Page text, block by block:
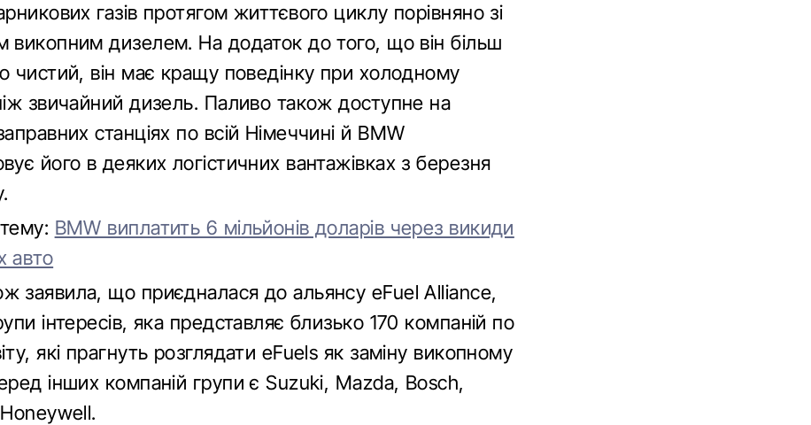
газів протягом життєвого циклу порівняно зі
викопним дизелем. На додаток до того, що він більш
чистий, він має кращу поведінку при холодному
звичайний дизель. Паливо також доступне на
станціях по всій Німеччині й BMW
його в деяких логістичних вантажівках з березня
BMW виплатить 6 мільйонів доларів через викиди
авто
заявила, що приєдналася до альянсу eFuel Alliance,
інтересів, яка представляє близько 170 компаній по
які прагнуть розглядати eFuels як заміну викопному
інших компаній групи є Suzuki, Mazda, Bosch,